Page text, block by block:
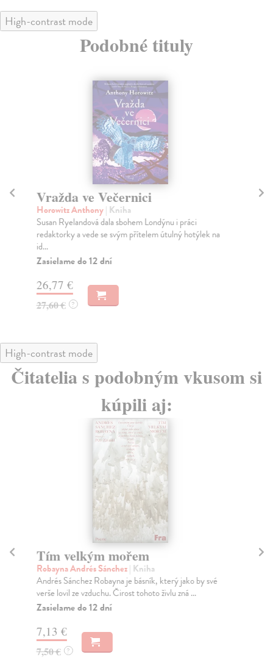
High-contrast mode
Podobné tituly
Vražda ve Večernici
Horowitz Anthony| Kniha
Susan Ryelandová dala sbohem Londýnu i práci
redaktorky a vede se svým přítelem útulný hotýlek na
id...
Zasielame do 12 dní
26,77 €
27,60 € ?
High-contrast mode
Čitatelia s podobným vkusom si
kúpili aj:
Tím velkým mořem
Robayna Andrés Sánchez| Kniha
Andrés Sánchez Robayna je básník, který jako by své
verše lovil ze vzduchu. Čirost tohoto živlu zná ...
Zasielame do 12 dní
7,13 €
7,50 € ?